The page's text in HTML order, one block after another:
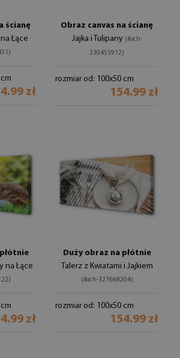
ścianę
Łące
zł
Obraz canvas na ścianę
Jajka i Tulipany (#och-
330455912)
rozmiar od: 100x50 cm
154.99 zł
na Łące
zł
Duży obraz na płótnie
Talerz z Kwiatami i Jajkiem
(#och-327668204)
rozmiar od: 100x50 cm
154.99 zł